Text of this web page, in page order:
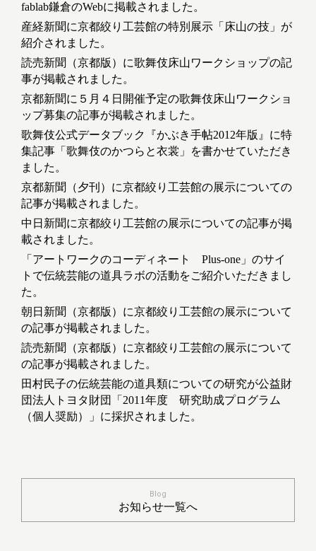
fablab鎌倉のWebに掲載されました。
産経新聞に京都絞り工芸館の特別展示「床山の技」が
紹介されました。
読売新聞（京都版）に歌舞伎床山ワークショップの記
事が掲載されました。
京都新聞に５月４日開催予定の歌舞伎床山ワークショ
ップ募集の記事が掲載されました。
歌舞伎公式データブック『かぶき手帖2012年版』に特
集記事「歌舞伎のかつらと衣裳」を書かせていただき
ました。
京都新聞（夕刊）に京都絞り工芸館の展示についての
記事が掲載されました。
中日新聞に京都絞り工芸館の展示についての記事が掲
載されました。
「アートワークのコーディネート Plus-one」のサイ
トで伝統芸能の道具ラボの活動をご紹介いただきまし
た。
朝日新聞（京都版）に京都絞り工芸館の展示について
の記事が掲載されました。
読売新聞（京都版）に京都絞り工芸館の展示について
の記事が掲載されました。
田村民子の伝統芸能の道具類についての研究が公益財
団法人トヨタ財団「2011年度 研究助成プログラム
（個人奨励）」に採択されました。
Blog
お知らせ一覧へ